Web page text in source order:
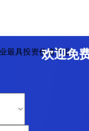
最具投资价值企业》
欢迎免